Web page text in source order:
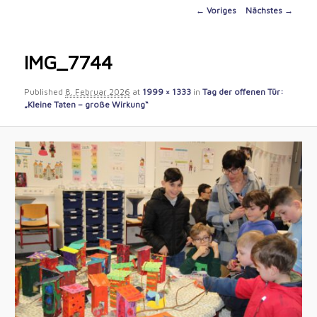
Image
← Voriges Nächstes →
IMG_7744
Published 8. Februar 2026 at 1999 × 1333 inTag der offenen Tür:
„Kleine Taten – große Wirkung“